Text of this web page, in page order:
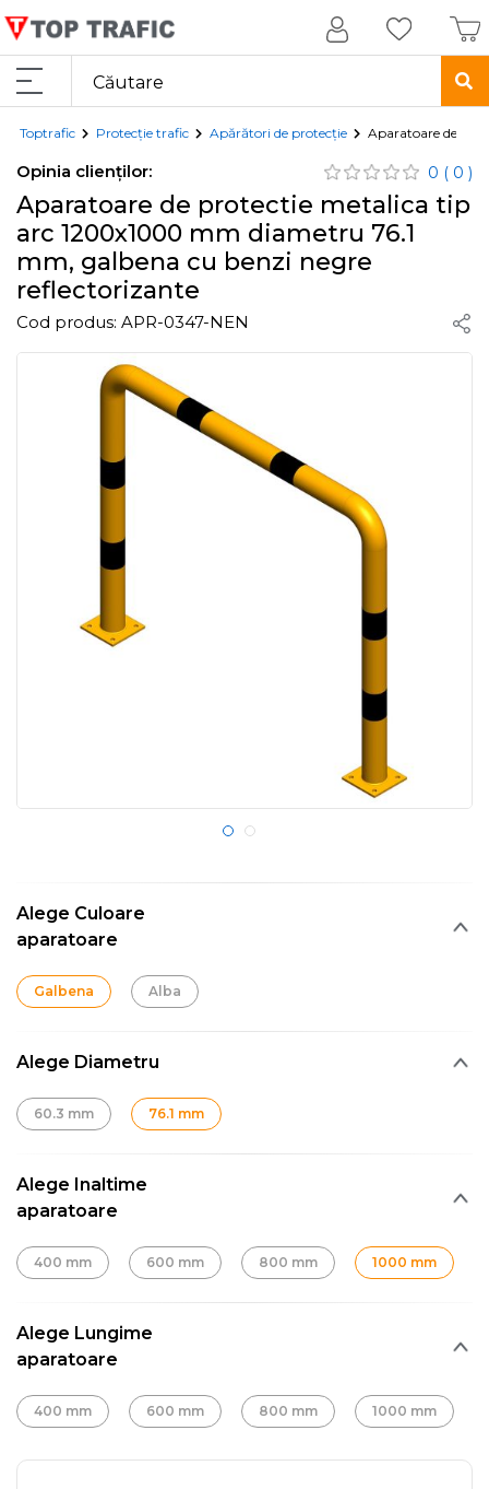
Toptrafic Protecție trafic Apărători de protecție Aparatoare de
Opinia clienților: 0 ( 0 )
Aparatoare de protectie metalica tip
arc 1200x1000 mm diametru 76.1
mm, galbena cu benzi negre
reflectorizante
Cod produs: APR-0347-NEN
Alege Culoare
aparatoare
Galbena Alba
Alege Diametru
60.3 mm 76.1 mm
Alege Inaltime
aparatoare
400 mm 600 mm 800 mm 1000 mm
Alege Lungime
aparatoare
400 mm 600 mm 800 mm 1000 mm